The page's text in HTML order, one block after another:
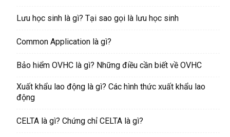
Lưu học sinh là gì? Tại sao gọi là lưu học sinh
Common Application là gì?
Bảo hiểm OVHC là gì? Những điều cần biết về OVHC
Xuất khẩu lao động là gì? Các hình thức xuất khẩu lao
động
CELTA là gì? Chứng chỉ CELTA là gì?